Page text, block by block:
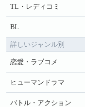
TL・レディコミ
BL
詳しいジャンル別
恋愛・ラブコメ
ヒューマンドラマ
バトル・アクション